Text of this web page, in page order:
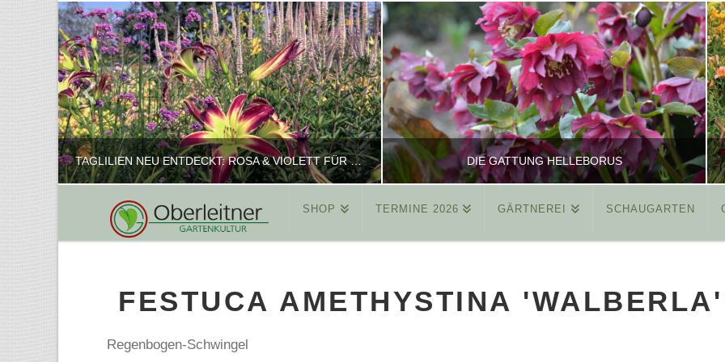
TAGLILIEN NEU ENTDECKT: ROSA & VIOLETT FÜR ROMANTISCHE PFLANZKOMBINATIONEN
REINHARD
FEBRUAR 16, 2025
DIE GATTUNG HELLEBORUS
REINHARD
MÄRZ 26, 2015
SHOP TERMINE 2026 GÄRTNEREI SCHAUGARTEN
FESTUCA AMETHYSTINA 'WALBERLA'
Regenbogen-Schwingel